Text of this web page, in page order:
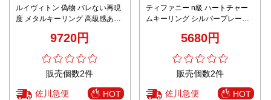
ルイヴィトン 偽物 バレない再現
度 メタルキーリング 高級感あふ
9720円
販売個数2件
佐川急便 HOT
ティファニー n級 ハートチャー
ムキーリング シルバープレート
5680円
販売個数2件
佐川急便 HOT